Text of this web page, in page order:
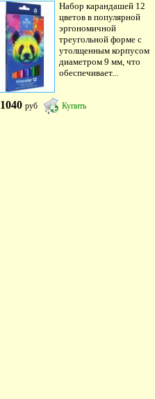
Набор карандашей 12
цветов в популярной
эргономичной
треугольной форме с
утолщенным корпусом
диаметром 9 мм, что
обеспечивает...
1040 руб Купить